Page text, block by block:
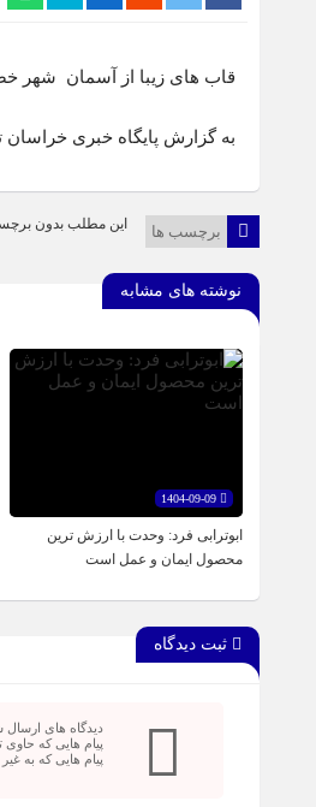
قاب های زیبا از آسمان شهر خضری دشت
به گزارش پایگاه خبری
برچسب ها این مطلب بدون
نوشته های مشابه
1404-09-09
ابوترابی فرد: وحدت با ارزش ترین
محصول ایمان و عمل است
ثبت دیدگاه
دیدگاه های
پیام هایی که حاوی
پیام هایی که به